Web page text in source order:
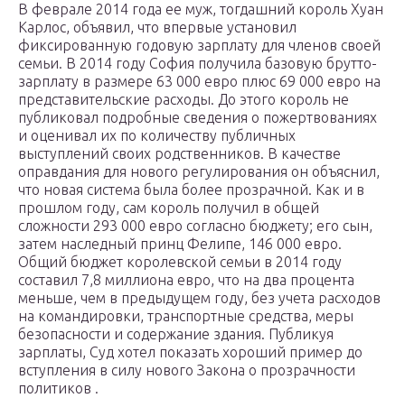
В феврале 2014 года ее муж, тогдашний король Хуан
Карлос, объявил, что впервые установил
фиксированную годовую зарплату для членов своей
семьи. В 2014 году София получила базовую брутто-
зарплату в размере 63 000 евро плюс 69 000 евро на
представительские расходы. До этого король не
публиковал подробные сведения о пожертвованиях
и оценивал их по количеству публичных
выступлений своих родственников. В качестве
оправдания для нового регулирования он объяснил,
что новая система была более прозрачной. Как и в
прошлом году, сам король получил в общей
сложности 293 000 евро согласно бюджету; его сын,
затем наследный принц Фелипе, 146 000 евро.
Общий бюджет королевской семьи в 2014 году
составил 7,8 миллиона евро, что на два процента
меньше, чем в предыдущем году, без учета расходов
на командировки, транспортные средства, меры
безопасности и содержание здания. Публикуя
зарплаты, Суд хотел показать хороший пример до
вступления в силу нового Закона о прозрачности
политиков .